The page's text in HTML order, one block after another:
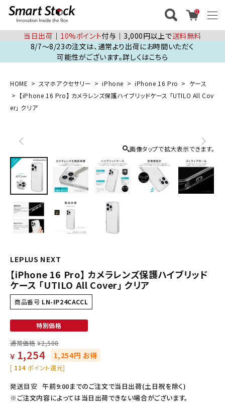
0
当日出荷 │ 10%ポイント付与│3,000円以上で送料無料
8/7～8/23の注文は、通常より出荷にお時間いただく
可能性がございます。詳しくはこちら
HOME スマホアクセサリー iPhone iPhone 16 Pro
ケース
【iPhone 16 Pro】 カメラレンズ保護ハイブリッドケース 「UTILO All Cov
er」 クリア
画像タップで拡大表示できます。
LEPLUS NEXT
【iPhone 16 Pro】 カメラレンズ保護ハイブリッド
ケース 「UTILO All Cover」 クリア
商品番号 LN-IP24CACCL
特別価格
通常価格 ¥2,508
￥ 1,254 1,254円 お得
[ 114 ポイント還元]
発送目安 午前9:00までのご注文で当日出荷(土日祝を除く)
※ご注文内容によっては当日出荷できない場合がございます。